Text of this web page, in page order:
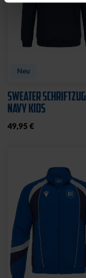
Neu
SWEATER SCHRIFTZUG
NAVY KIDS
49,95 €